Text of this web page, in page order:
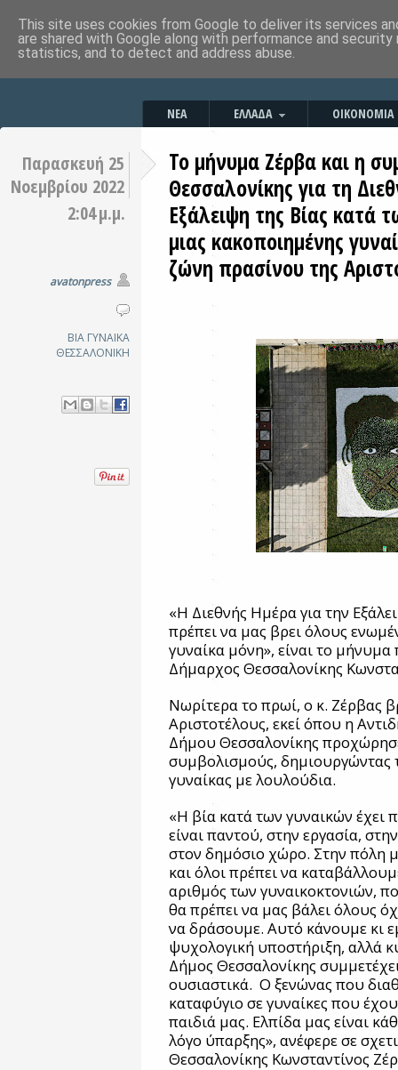
ΝΕΑ ΕΛΛΑΔΑ ΟΙΚΟΝΟΜΙΑ
Παρασκευή 25
Νοεμβρίου 2022
2:04 μ.μ.
avatonpress
ΒΙΑ ΓΥΝΑΙΚΑ
ΘΕΣΣΑΛΟΝΙΚΗ
Το μήνυμα Ζέρβα και η
Θεσσαλονίκης για τη
Εξάλειψη της Βίας κατά
μιας κακοποιημένης
ζώνη πρασίνου της
«Η Διεθνής Ημέρα για την
πρέπει να μας βρει όλους
γυναίκα μόνη», είναι το
Δήμαρχος Θεσσαλονίκης
Νωρίτερα το πρωί, ο κ. Ζέρβας
Αριστοτέλους, εκεί όπου η
Δήμου Θεσσαλονίκης
συμβολισμούς, δημιουργώντας
γυναίκας με λουλούδια.
«Η βία κατά των γυναικών έχει
είναι παντού, στην εργασία,
στον δημόσιο χώρο. Στην πόλη
και όλοι πρέπει να
αριθμός των γυναικοκτονιών,
θα πρέπει να μας βάλει όλους
να δράσουμε. Αυτό κάνουμε κι
ψυχολογική υποστήριξη, αλλά
Δήμος Θεσσαλονίκης
ουσιαστικά. Ο ξενώνας που
καταφύγιο σε γυναίκες που
παιδιά μας. Ελπίδα μας είναι
λόγο ύπαρξης», ανέφερε σε
Θεσσαλονίκης Κωνσταντίνος
This site uses cookies from Google to deliver its services
are shared with Google along with performance and
statistics, and to detect and address abuse.